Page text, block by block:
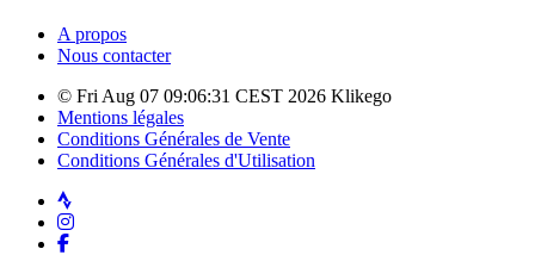
A propos
Nous contacter
© Fri Aug 07 09:06:31 CEST 2026 Klikego
Mentions légales
Conditions Générales de Vente
Conditions Générales d'Utilisation
Strava
Instagram
Facebook